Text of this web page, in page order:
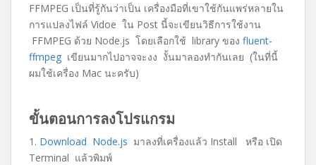
c
e
b
o
o
i
t
t
e
r
n
e
a
l
FFMPEG เป็นที่รู้กันว่าเป็น เครื่องมือที่เขาใช้กันแพร่หลายใน
การแปลงไฟล์ Vidoe ใน Post นี้จะเขียนวิธีการใช้งาน
FFMPEG ด้วย Node.js โดยเลือกใช้ library ของ fluent-
ffmpeg เขียนมากไปอาจจะงง งั้นมาลองทำกันเลย (ในที่นี้
ผมใช้เครื่อง Mac นะครับ)
ขั้นตอนการลงโปรแกรม
1. Download Node.js มาลงที่เครื่องแล้ว Install หรือ เปิด
Terminal แล้วพิมพ์